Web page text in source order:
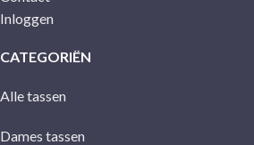
Inloggen
CATEGORIËN
Alle tassen
Dames tassen